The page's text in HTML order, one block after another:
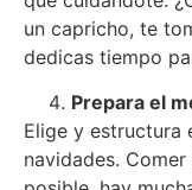
un capricho, te
dedicas tiempo
Prepara el
Elige y estructura
navidades.